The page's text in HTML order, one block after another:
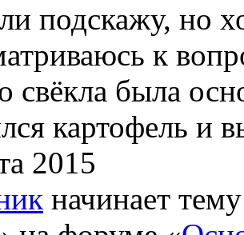
подскажу, но
к
свёкла была
картофель и
2015
начинает